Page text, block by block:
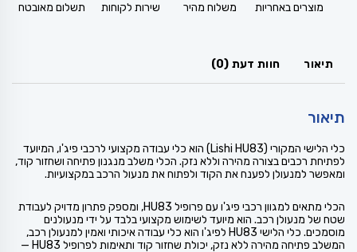
מוצרים באחריות משלוח מהיר שירות לקוחות תשלום מאובטח
תיאור חוות דעת (0)
תיאור
כלי הלישי המקורי (Lishi HU83) הוא כלי עבודה מקצועי לרכבי פיג'ו, המיועד
לפתיחת רכבים בצורה מהירה וללא נזק. הכלי משלב מנגנון פתיחה ושחזור קוד,
ומאפשר למנעולן לפענח את הקוד ולפתוח את מנעול הרכב במקצועיות.
הכלי מתאים למגוון רכבי פיג'ו עם פרופיל HU83, ומספק פתרון מדויק לעבודת
שטח של מנעולן רכב. הוא מיועד לשימוש מקצועי בלבד על ידי מנעולנים
מוסמכים. כלי הלישי HU83 לפיג'ו הוא כלי עבודה איכותי ואמין למנעולן רכב,
המשלב פתיחה מהירה ללא נזק, יכולת שחזור קוד ותאימות לפרופיל HU83 —